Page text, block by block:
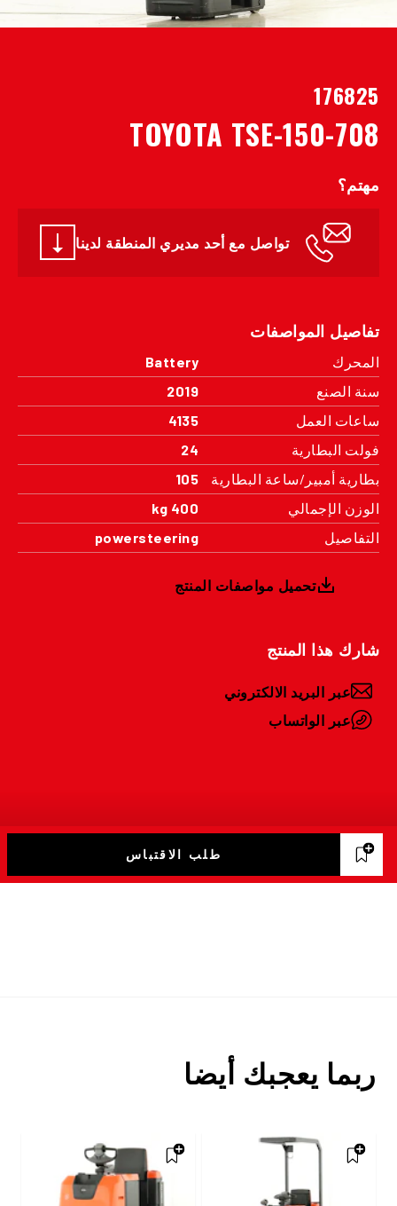
176825
TOYOTA TSE-150-708
مهتم؟
تواصل مع أحد مديري المنطقة لدينا
تفاصيل المواصفات
المحرك
Battery
سنة الصنع
2019
ساعات العمل
4135
فولت البطارية
24
بطارية أمبير/ساعة البطارية
105
الوزن الإجمالي
400 kg
التفاصيل
powersteering
تحميل مواصفات المنتج
شارك هذا المنتج
عبر البريد الالكتروني
عبر الواتساب
طلب الاقتباس
ربما يعجبك أيضا